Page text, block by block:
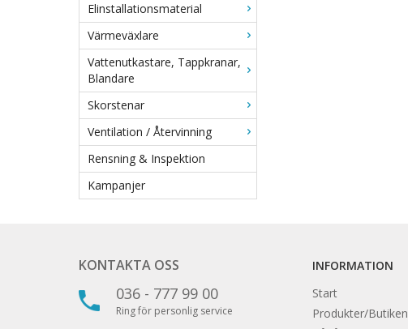
Elinstallationsmaterial
Värmeväxlare
Vattenutkastare, Tappkranar,
Blandare
Skorstenar
Ventilation / Återvinning
Rensning & Inspektion
Kampanjer
KONTAKTA OSS
036 - 777 99 00
Ring för personlig service
INFORMATION
Start
Produkter/Butiken